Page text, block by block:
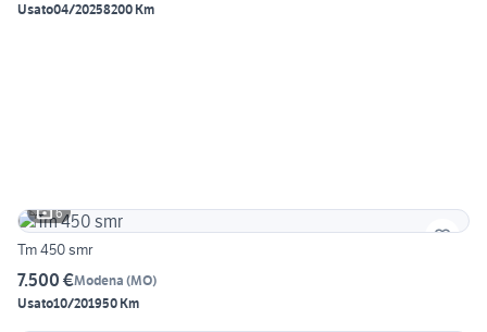
Usato04/20258200 Km
6
Tm 450 smr
7.500 €Modena (MO)
Usato10/201950 Km